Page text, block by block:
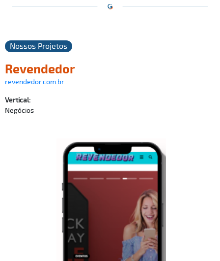
Nossos Projetos
Revendedor
revendedor.com.br
Vertical:
Negócios